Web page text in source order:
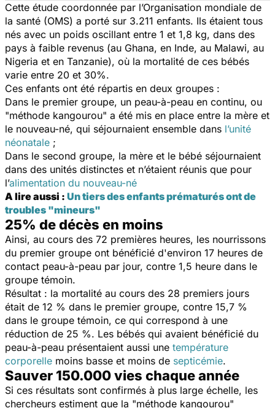
Cette étude coordonnée par l’Organisation mondiale de
la santé (OMS) a porté sur 3.211 enfants. Ils étaient tous
nés avec un poids oscillant entre 1 et 1,8 kg, dans des
pays à faible revenus (au Ghana, en Inde, au Malawi, au
Nigeria et en Tanzanie), où la mortalité de ces bébés
varie entre 20 et 30%.
Ces enfants ont été répartis en deux groupes :
Dans le premier groupe, un peau-à-peau en continu, ou
"méthode kangourou" a été mis en place entre la mère et
le nouveau-né, qui séjournaient ensemble dans l’unité
néonatale ;
Dans le second groupe, la mère et le bébé séjournaient
dans des unités distinctes et n’étaient réunis que pour
l’alimentation du nouveau-né
A lire aussi : Un tiers des enfants prématurés ont de
troubles "mineurs"
25% de décès en moins
Ainsi, au cours des 72 premières heures, les nourrissons
du premier groupe ont bénéficié d'environ 17 heures de
contact peau-à-peau par jour, contre 1,5 heure dans le
groupe témoin.
Résultat : la mortalité au cours des 28 premiers jours
était de 12 % dans le premier groupe, contre 15,7 %
dans le groupe témoin, ce qui correspond à une
réduction de 25 %. Les bébés qui avaient bénéficié du
peau-à-peau présentaient aussi une température
corporelle moins basse et moins de septicémie.
Sauver 150.000 vies chaque année
Si ces résultats sont confirmés à plus large échelle, les
chercheurs estiment que la "méthode kangourou"